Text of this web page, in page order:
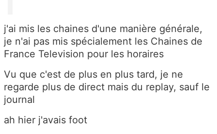
j'ai mis les chaines d'une manière générale,
je n'ai pas mis spécialement les Chaines de
France Television pour les horaires
Vu que c'est de plus en plus tard, je ne
regarde plus de direct mais du replay, sauf le
journal
ah hier j'avais foot